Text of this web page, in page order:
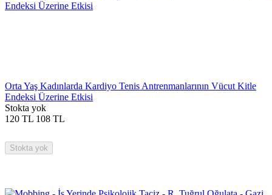
Orta Yaş Kadınlarda Kardiyo Tenis Antrenmanlarının Vücut Kitle
Endeksi Üzerine Etkisi
Stokta yok
120 TL 108 TL
Stokta yok